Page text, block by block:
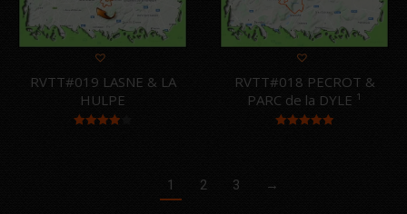
RVTT#019 LASNE & LA
HULPE
RVTT#018 PECROT &
PARC de la DYLE ¹
1 2 3 →